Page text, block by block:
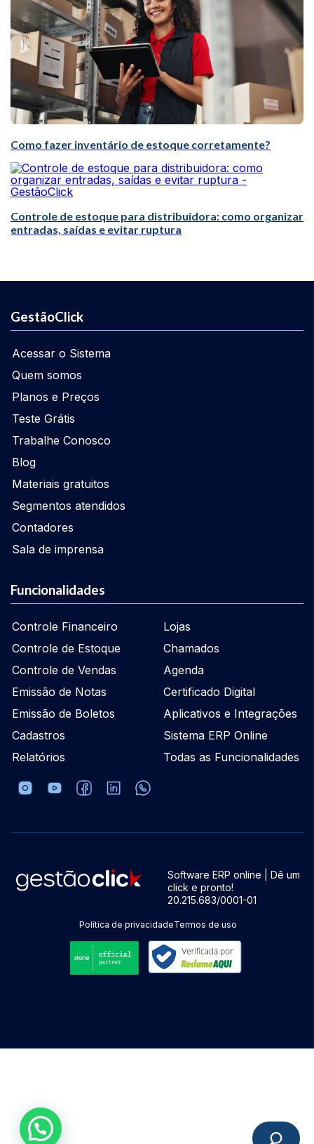
Como fazer inventário de estoque corretamente?
Controle de estoque para distribuidora: como organizar
entradas, saídas e evitar ruptura
GestãoClick
Acessar o Sistema
Quem somos
Planos e Preços
Teste Grátis
Trabalhe Conosco
Blog
Materiais gratuitos
Segmentos atendidos
Contadores
Sala de imprensa
Funcionalidades
Controle Financeiro
Controle de Estoque
Controle de Vendas
Emissão de Notas
Emissão de Boletos
Cadastros
Relatórios
Lojas
Chamados
Agenda
Certificado Digital
Aplicativos e Integrações
Sistema ERP Online
Todas as Funcionalidades
Software ERP online | Dê um
click e pronto!
20.215.683/0001-01
Política de privacidadeTermos de uso